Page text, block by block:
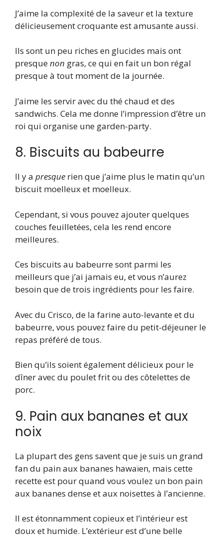
J’aime la complexité de la saveur et la texture
délicieusement croquante est amusante aussi.
Ils sont un peu riches en glucides mais ont
presquenon gras, ce qui en fait un bon régal
presque à tout moment de la journée.
J’aime les servir avec du thé chaud et des
sandwichs. Cela me donne l’impression d’être un
roi qui organise une garden-party.
8. Biscuits au babeurre
Il y a presque rien que j’aime plus le matin qu’un
biscuit moelleux et moelleux.
Cependant, si vous pouvez ajouter quelques
couches feuilletées, cela les rend encore
meilleures.
Ces biscuits au babeurre sont parmi les
meilleurs que j’ai jamais eu, et vous n’aurez
besoin que de trois ingrédients pour les faire.
Avec du Crisco, de la farine auto-levante et du
babeurre, vous pouvez faire du petit-déjeuner le
repas préféré de tous.
Bien qu’ils soient également délicieux pour le
dîner avec du poulet frit ou des côtelettes de
porc.
9. Pain aux bananes et aux
noix
La plupart des gens savent que je suis un grand
fan du pain aux bananes hawaïen, mais cette
recette est pour quand vous voulez un bon pain
aux bananes dense et aux noisettes à l’ancienne.
Il est étonnamment copieux et l’intérieur est
doux et humide. L’extérieur est d’une belle